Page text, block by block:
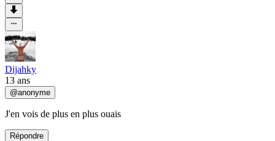
Dijahky
13 ans
@anonyme
J'en vois de plus en plus ouais
Répondre